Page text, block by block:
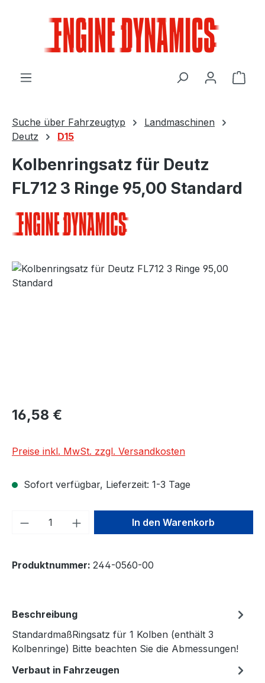
Suche über Fahrzeugtyp
Landmaschinen
Deutz
D15
Kolbenringsatz für Deutz
FL712 3 Ringe 95,00 Standard
Bildergalerie überspringen
Regulärer Preis:
16,58 €
Preise inkl. MwSt. zzgl. Versandkosten
Sofort verfügbar, Lieferzeit: 1-3 Tage
Produkt Anzahl: Gib denIn den Warenkorb
Produktnummer: 244-0560-00
Beschreibung
StandardmaßRingsatz für 1 Kolben (enthält 3
Kolbenringe) Bitte beachten Sie die Abmessungen!
Verbaut in Fahrzeugen